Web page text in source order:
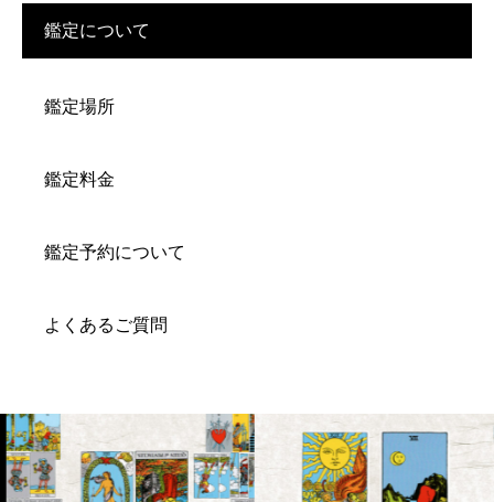
鑑定について
鑑定場所
鑑定料金
鑑定予約について
よくあるご質問